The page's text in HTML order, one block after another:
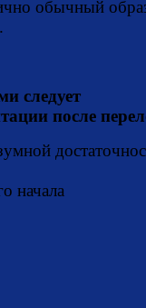
обычный
следует
после
начала